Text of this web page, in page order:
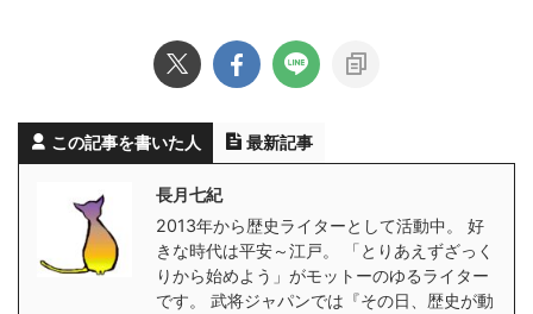
この記事を書いた人 最新記事
長月七紀
2013年から歴史ライターとして活動中。 好
きな時代は平安～江戸。 「とりあえずざっく
りから始めよう」がモットーのゆるライター
です。 武将ジャパンでは『その日、歴史が動